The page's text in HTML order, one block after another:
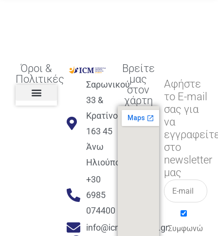
Όροι &
Πολιτικές
Σαρωνικού
33 &
Κρατίνου
163 45
Άνω
Ηλιούπολη
+30
6985
074400
info@icmacademy.gr
Βρείτε
μας
στον
χάρτη
Αφήστε
το E-mail
σας για
να
στο
newsletter
μας
Συμφωνώ